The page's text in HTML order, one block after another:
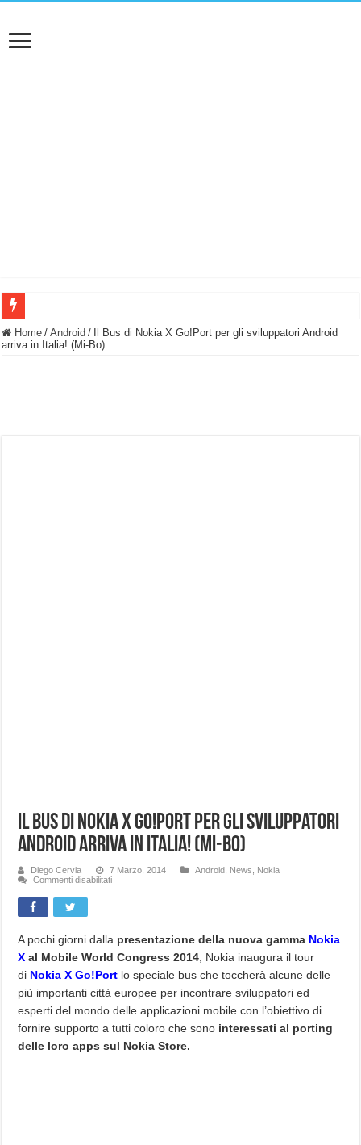
BASTA FATICARE! Questo robot tagliaerba lo appoggi e fa tutto lui! (Senza
Home / Android /
Il Bus di Nokia X Go!Port per gli sviluppatori Android
arriva in Italia! (Mi-Bo)
Il Bus di Nokia X Go!Port per gli sviluppatori
Android arriva in Italia! (Mi-Bo)
Diego Cervia 7 Marzo, 2014 Android News
Nokia
Commenti disabilitatisu
Go!Port
per
gli
sviluppatori
Android
in
Italia!
(Mi-
Bo)
A pochi giorni dalla presentazione della nuova gamma Nokia
X al Mobile World Congress 2014 , Nokia inaugura il tour
di Nokia X Go!Port lo speciale bus che toccherà alcune delle
più importanti città europee per incontrare sviluppatori ed
esperti del mondo delle applicazioni mobilecon l’obiettivo di
fornire supporto a tutti coloro che sono interessati al porting
delle loro apps sul Nokia Store.